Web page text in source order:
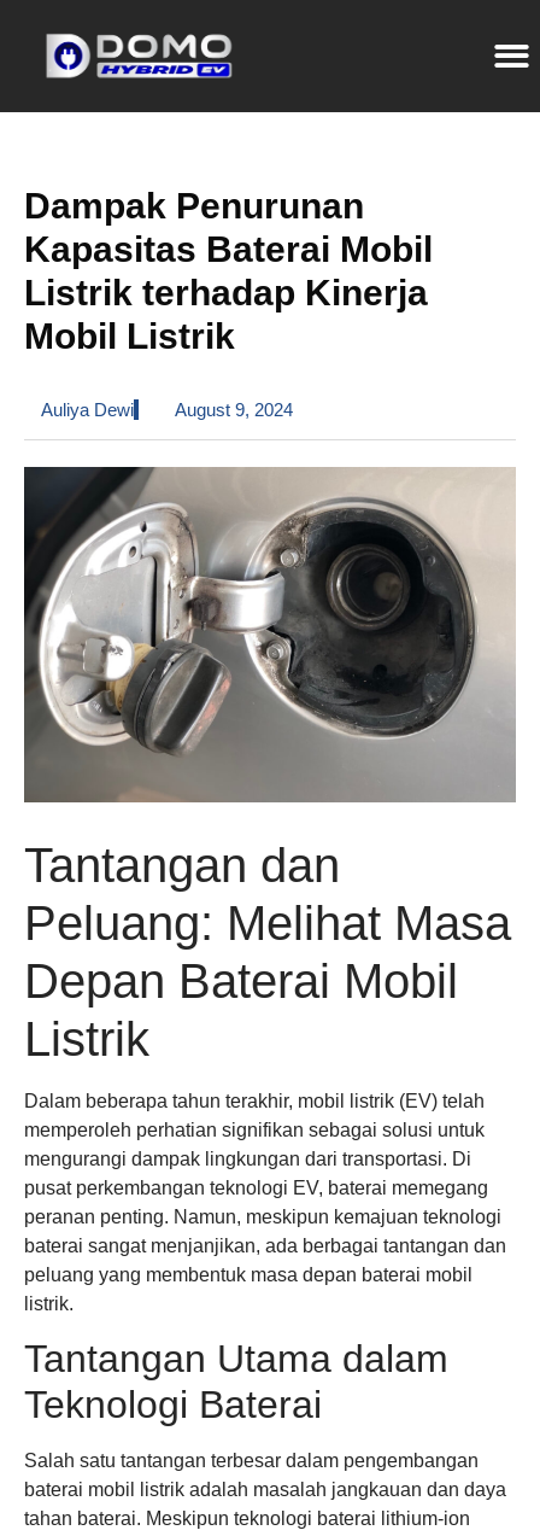
Dampak Penurunan
Kapasitas Baterai Mobil
Listrik terhadap Kinerja
Mobil Listrik
Auliya Dewi August 9, 2024
Tantangan dan
Peluang: Melihat Masa
Depan Baterai Mobil
Listrik
Dalam beberapa tahun terakhir, mobil listrik (EV) telah
memperoleh perhatian signifikan sebagai solusi untuk
mengurangi dampak lingkungan dari transportasi. Di
pusat perkembangan teknologi EV, baterai memegang
peranan penting. Namun, meskipun kemajuan teknologi
baterai sangat menjanjikan, ada berbagai tantangan dan
peluang yang membentuk masa depan baterai mobil
listrik.
Tantangan Utama dalam
Teknologi Baterai
Salah satu tantangan terbesar dalam pengembangan
baterai mobil listrik adalah masalah jangkauan dan daya
tahan baterai. Meskipun teknologi baterai lithium-ion